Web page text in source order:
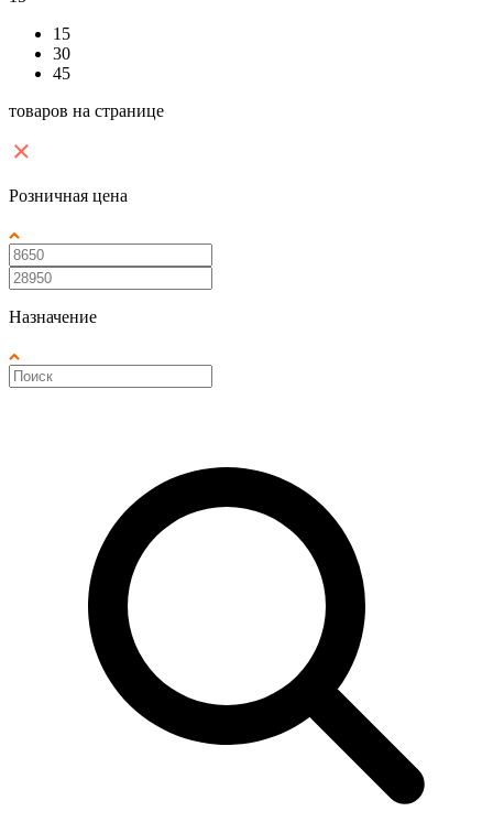
15
30
45
товаров на странице
Розничная цена
Назначение